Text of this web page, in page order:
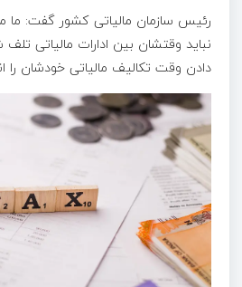
رئیس سازمان مالیاتی کشور گفت: ما
نباید وقتشان بین ادارات مالیاتی
دادن وقت تکالیف مالیاتی خودشان را